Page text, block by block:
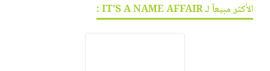
الأكثر مبيعاً لـ IT’S A NAME AFFAIR :